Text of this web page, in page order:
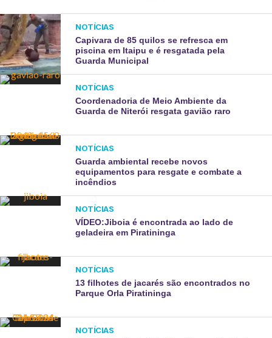
NOTÍCIAS
Capivara de 85 quilos se refresca em
piscina em Itaipu e é resgatada pela
Guarda Municipal
NOTÍCIAS
Coordenadoria de Meio Ambiente da
Guarda de Niterói resgata gavião raro
NOTÍCIAS
Guarda ambiental recebe novos
equipamentos para resgate e combate a
incêndios
NOTÍCIAS
VÍDEO:Jiboia é encontrada ao lado de
geladeira em Piratininga
NOTÍCIAS
13 filhotes de jacarés são encontrados no
Parque Orla Piratininga
NOTÍCIAS